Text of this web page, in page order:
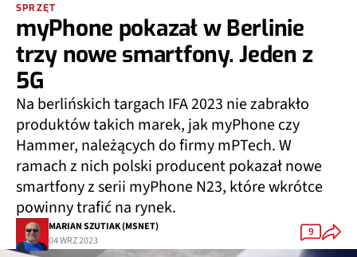
SPRZĘT
myPhone pokazał w Berlinie
trzy nowe smartfony. Jeden z
5G
Na berlińskich targach IFA 2023 nie zabrakło
produktów takich marek, jak myPhone czy
Hammer, należących do firmy mPTech. W
ramach z nich polski producent pokazał nowe
smartfony z serii myPhone N23, które wkrótce
powinny trafić na rynek.
MARIAN SZUTIAK (MSNET)
04 WRZ 2023
9